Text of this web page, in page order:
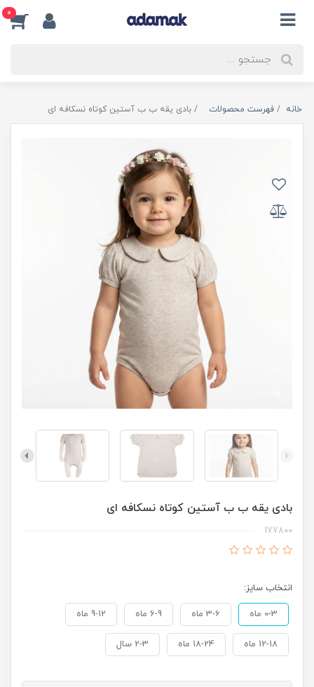
0
خانه فهرست محصولات بادی یقه ب ب آستین کوتاه نسکافه ای
بادی یقه ب ب آستین کوتاه نسکافه ای
177800
انتخاب سایز:
0-3 ماه 3-6 ماه 6-9 ماه 9-12 ماه
12-18 ماه 18-24 ماه 2-3 سال